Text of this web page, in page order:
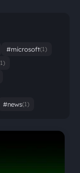
#microsoft(1)
#news(1)